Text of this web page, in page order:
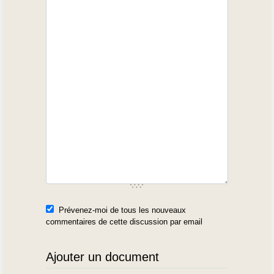
Prévenez-moi de tous les nouveaux
commentaires de cette discussion par email
Ajouter un document